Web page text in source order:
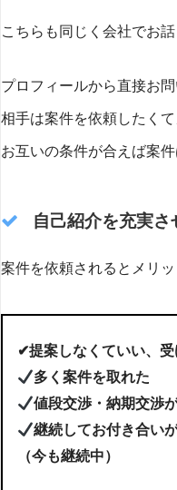
こちらも同じく会社でお
プロフィールから直接お
相手は案件を依頼したく
お互いの条件が合えば案件
自己紹介を充実
案件を依頼されるとメリッ
✔提案しなくていい、
多く案件を取れた
値段交渉・納期交渉
継続してお付き合い
（今も継続中）